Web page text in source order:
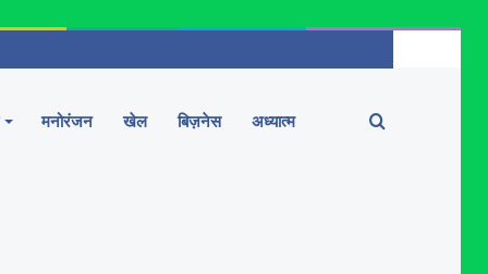
मनोरंजन खेल बिज़नेस अध्यात्म Search